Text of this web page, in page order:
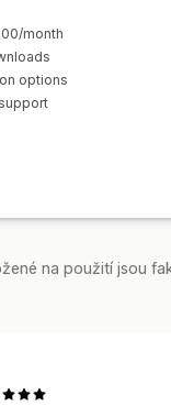
month
options
na použití jsou